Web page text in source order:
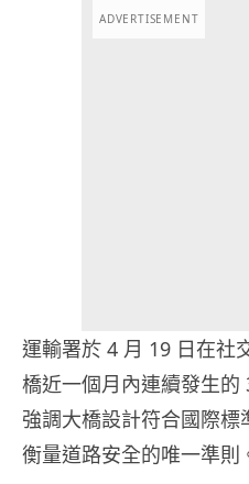
ADVERTISEMENT
運輸署於 4 月 19 日在社
橋近一個月內連續發生
強調大橋設計符合國際
衡量道路安全的唯一準則